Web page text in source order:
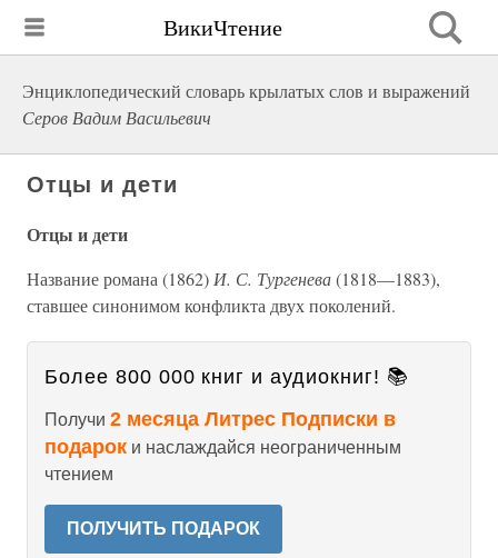
ВикиЧтение
Энциклопедический словарь крылатых слов и выражений
Серов Вадим Васильевич
Отцы и дети
Отцы и дети
Название романа (1862) И. С. Тургенева(1818—1883),
ставшее синонимом конфликта двух поколений.
Более 800 000 книг и аудиокниг! 📚
Получи 2 месяца Литрес Подписки в
подарок и наслаждайся неограниченным
чтением
ПОЛУЧИТЬ ПОДАРОК